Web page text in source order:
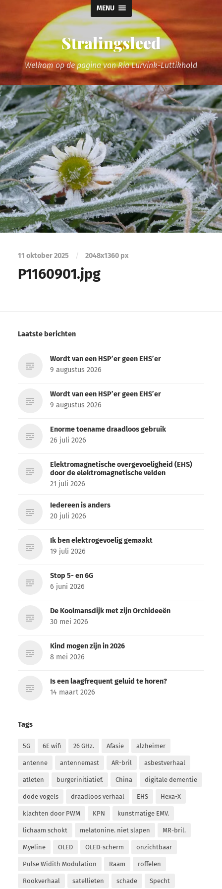
MENU
Stralingsleed
Welkom op de pagina van Ria Lurvink-Luttikhold
11 oktober 2025 / 2048x1360 px
P1160901.jpg
Laatste berichten
Wordt van een HSP’er geen EHS’er
9 augustus 2026
Wordt van een HSP’er geen EHS’er
9 augustus 2026
Enorme toename draadloos gebruik
26 juli 2026
Elektromagnetische overgevoeligheid (EHS)
door de elektromagnetische velden
21 juli 2026
Iedereen is anders
20 juli 2026
Ik ben elektrogevoelig gemaakt
19 juli 2026
Stop 5- en 6G
6 juni 2026
De Koolmansdijk met zijn Orchideeën
30 mei 2026
Kind mogen zijn in 2026
8 mei 2026
Is een laagfrequent geluid te horen?
14 maart 2026
Tags
5G 6E wifi 26 GHz. Afasie alzheimer
antenne antennemast AR-bril asbestverhaal
atleten burgerinitiatief. China digitale dementie
dode vogels draadloos verhaal EHS Hexa-X
klachten door PWM KPN kunstmatige EMV.
lichaam schokt melatonine. niet slapen MR-bril.
Myeline OLED OLED-scherm onzichtbaar
Pulse Widith Modulation Raam roffelen
Rookverhaal satellieten schade Specht